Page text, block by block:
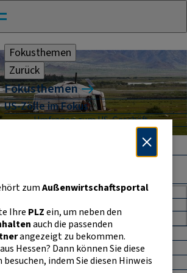
Fokusthemen
Zurück
Fokusthemen
US-Zölle im Fokus
Umfragen zum US-Geschäft
Naher Osten: Auswirkungen für
Absicherung und Finanzierung im
Außenhandel Hessen
CBAM
Entwicklungszusammenarbeit
E-Commerce
E-Rechnung in der EU
zumAußenwirtschaftsportal
Ihre PLZein, um neben den
auch die passenden
angezeigt zu bekommen.
Hessen? Dann können Sie diese
besuchen, indem Sie diesen Hinweis